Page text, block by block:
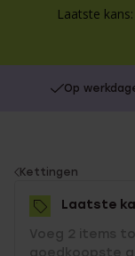
Laatste
Op
You
are
here:
Kettingen
Laatste
Voeg 2 items
goedkoopste